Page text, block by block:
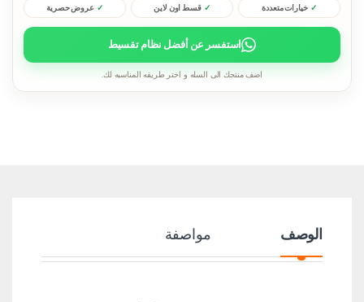
خيارات متعددة قسط اون لاين عروض حصرية
استفسر عن أفضل نظام تقسيط
اضف منتجك الى السله و اختر طريقه المناسبه لك.
الوصف مواصفة